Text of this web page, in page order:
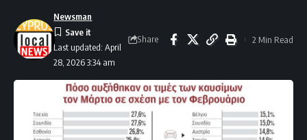
Last updated: April
28, 2026 3:34 am
Newsman
Share 2 Min Read